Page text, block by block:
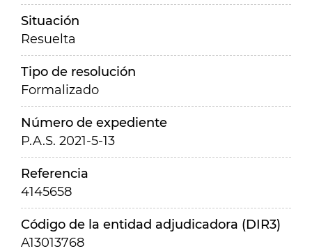
Situación
Resuelta
Tipo de resolución
Formalizado
Número de expediente
P.A.S. 2021-5-13
Referencia
4145658
Código de la entidad adjudicadora (DIR3)
A13013768